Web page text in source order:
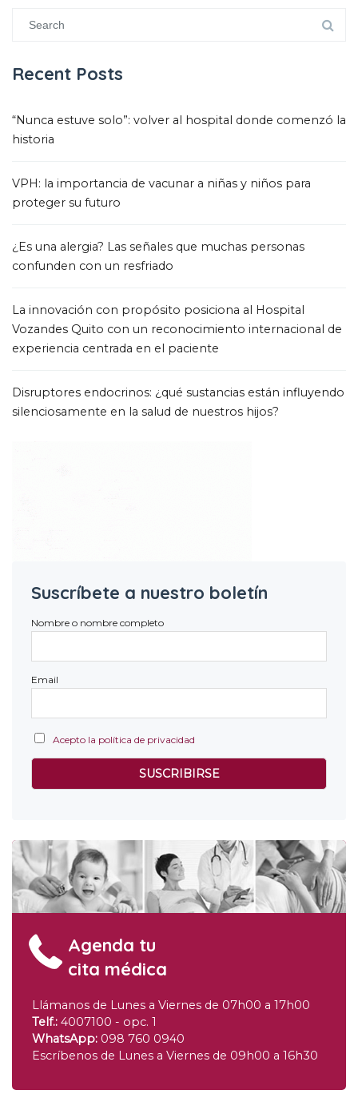
Recent Posts
“Nunca estuve solo”: volver al hospital donde comenzó la
historia
VPH: la importancia de vacunar a niñas y niños para
proteger su futuro
¿Es una alergia? Las señales que muchas personas
confunden con un resfriado
La innovación con propósito posiciona al Hospital
Vozandes Quito con un reconocimiento internacional de
experiencia centrada en el paciente
Disruptores endocrinos: ¿qué sustancias están influyendo
silenciosamente en la salud de nuestros hijos?
Suscríbete a nuestro boletín
Nombre o nombre completo
Email
Acepto la política de privacidad
Agenda tu
cita médica
Llámanos de Lunes a Viernes de 07h00 a 17h00
Telf.: 4007100 - opc. 1
WhatsApp: 098 760 0940
Escríbenos de Lunes a Viernes de 09h00 a 16h30